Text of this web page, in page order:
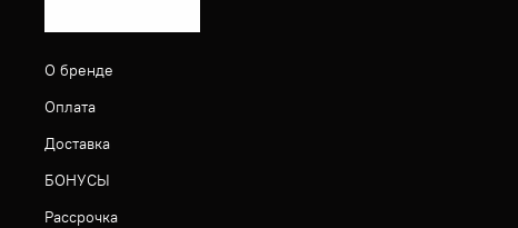
О бренде
Оплата
Доставка
БОНУСЫ
Рассрочка